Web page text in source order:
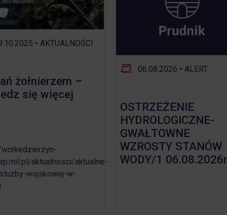
• AKTUALNOŚCI
żołnierzem –
się więcej
wcrkedzierzyn-
aktualnosci/aktualne-
sluzby-wojskowej-w-
06.08.2026 • ALERT
OSTRZEŻENIE
HYDROLOGICZNE-
GWAŁTOWNE
WZROSTY STANÓW
WODY/1
nad zwierzętami bezdomnymi
JAZDY AUTOBUSÓW – KOMUNIKACJA